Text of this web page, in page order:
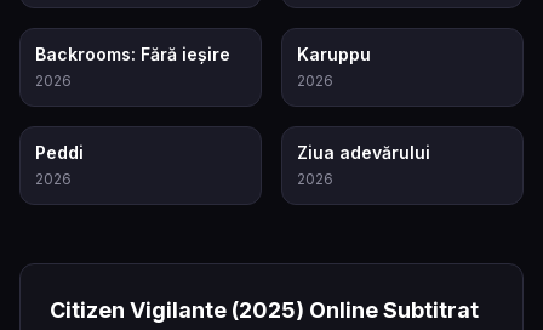
6.9
Backrooms: Fără ieșire
2026
Karuppu
2026
Peddi
2026
Ziua adevărului
2026
Citizen Vigilante (2025) Online Subtitrat